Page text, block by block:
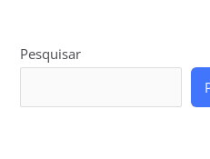
Pesquisar